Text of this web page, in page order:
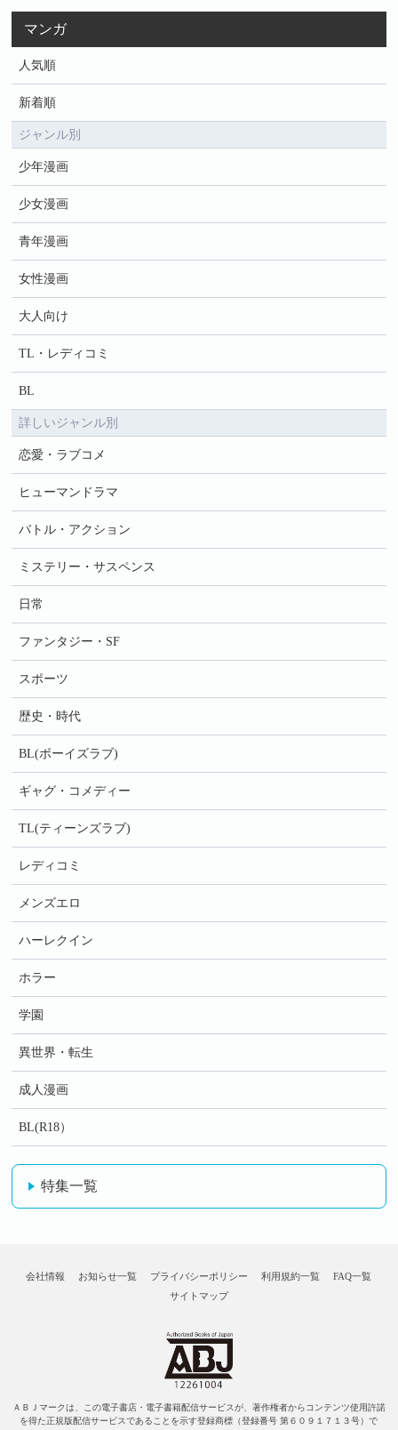
マンガ
人気順
新着順
ジャンル別
少年漫画
少女漫画
青年漫画
女性漫画
大人向け
TL・レディコミ
BL
詳しいジャンル別
恋愛・ラブコメ
ヒューマンドラマ
バトル・アクション
ミステリー・サスペンス
日常
ファンタジー・SF
スポーツ
歴史・時代
BL(ボーイズラブ)
ギャグ・コメディー
TL(ティーンズラブ)
レディコミ
メンズエロ
ハーレクイン
ホラー
学園
異世界・転生
成人漫画
BL(R18）
特集一覧
会社情報 お知らせ一覧 プライバシーポリシー 利用規約一覧
FAQ一覧
サイトマップ
ＡＢＪマークは、この電子書店・電子書籍配信サービスが、著作権者からコンテンツ使用許諾
を得た正規版配信サービスであることを示す登録商標（登録番号 第６０９１７１３号）で